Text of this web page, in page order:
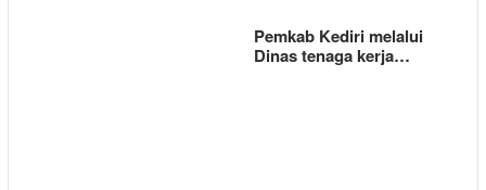
Pemkab Kediri melalui
Dinas tenaga kerja…